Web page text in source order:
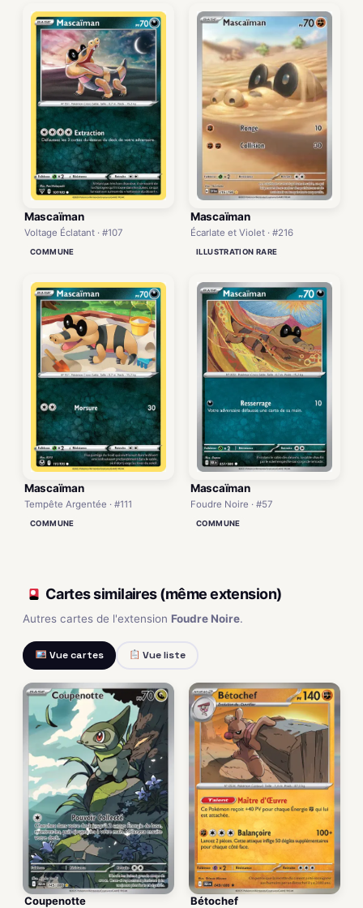
Mascaïman
Voltage Éclatant · #107
COMMUNE
Mascaïman
Écarlate et Violet · #216
ILLUSTRATION RARE
Mascaïman
Tempête Argentée · #111
COMMUNE
Mascaïman
Foudre Noire · #57
COMMUNE
Cartes similaires (même extension)
Autres cartes de l'extension Foudre Noire.
Vue cartes Vue liste
Coupenotte Bétochef